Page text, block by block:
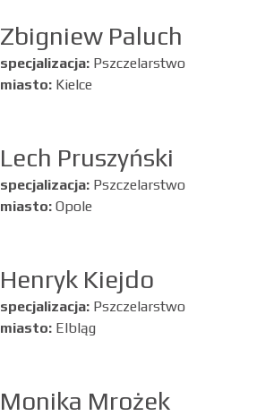
Zbigniew Paluch
specjalizacja: Pszczelarstwo
miasto: Kielce
Lech Pruszyński
specjalizacja: Pszczelarstwo
miasto: Opole
Henryk Kiejdo
specjalizacja: Pszczelarstwo
miasto: Elbląg
Monika Mrożek